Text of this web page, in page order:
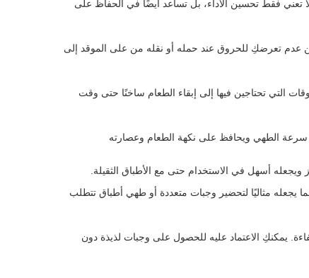
تعني فقط تحسين الأداء، بل تساعد أيضًا في الحفاظ على
عدم تعرضكِ للحروق عند حمله أو نقله من على الموقد إلى
مثالية للأوقات التي تحتاجين فيها إلى إبقاء الطعام ساخنًا حتى وقت
سرعة الطهي ويحافظ على نكهة الطعام وعصارته
أسهل في الاستخدام حتى مع الأطباق الثقيلة.
كميات كبيرة من الطعام، مما يجعله مثاليًا لتحضير وجبات متعددة أو طهي أطباق تتطلب
يمكنكِ الاعتماد عليه للحصول على وجبات لذيذة دون